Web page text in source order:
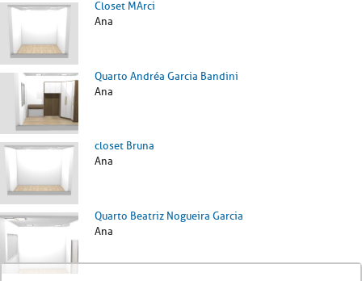
Closet MArci
Ana
Quarto Andréa Garcia Bandini
Ana
closet Bruna
Ana
Quarto Beatriz Nogueira Garcia
Ana